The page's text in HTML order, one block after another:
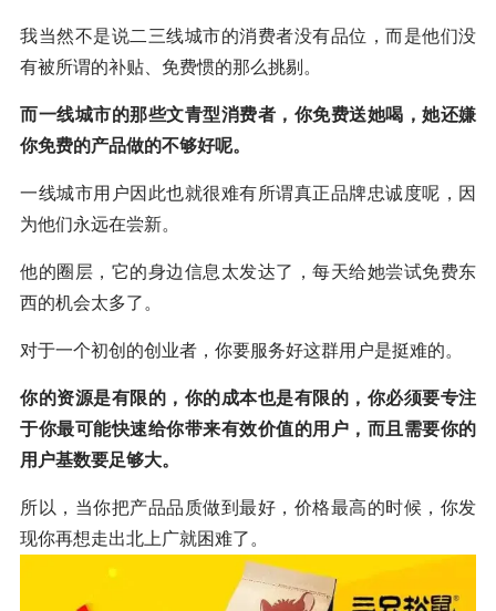
我当然不是说二三线城市的消费者没有品位，而是他们没
有被所谓的补贴、免费惯的那么挑剔。
而一线城市的那些文青型消费者，你免费送她喝，她还嫌
你免费的产品做的不够好呢。
一线城市用户因此也就很难有所谓真正品牌忠诚度呢，因
为他们永远在尝新。
他的圈层，它的身边信息太发达了，每天给她尝试免费东
西的机会太多了。
对于一个初创的创业者，你要服务好这群用户是挺难的。
你的资源是有限的，你的成本也是有限的，你必须要专注
于你最可能快速给你带来有效价值的用户，而且需要你的
用户基数要足够大。
所以，当你把产品品质做到最好，价格最高的时候，你发
现你再想走出北上广就困难了。